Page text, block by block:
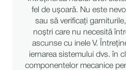
fel de ușoară. Nu este
sau să verificați
noștri care nu necesită
ascunse cu inele V.
iernarea sistemului dvs. în
componentelor mecanice